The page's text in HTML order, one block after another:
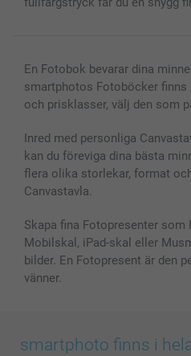
En Fotobok bevarar dina
smartphotos Fotoböcker
och prisklasser, välj den som
Inred med personliga
kan du föreviga dina bästa
flera olika storlekar, format
Canvastavla.
Skapa fina Fotopresenter som
Mobilskal, iPad-skal eller
bilder. En Fotopresent är den
vänner.
smartphoto finns i